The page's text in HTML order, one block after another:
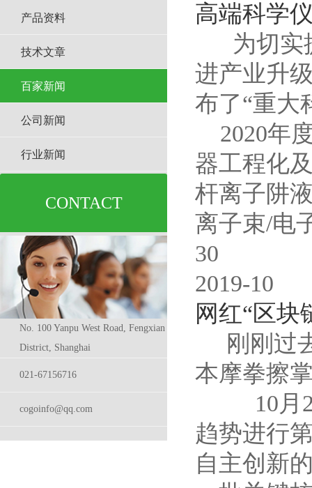
产品资料
技术文章
百家新闻
公司新闻
行业新闻
CONTACT
No. 100 Yanpu West Road, Fengxian
District, Shanghai
021-67156716
cogoinfo@qq.com
高端科学
为切实
进产业升
布了“重
2020年
器工程化
杆离子阱
离子束/电
30
2019-10
网红“区块
刚刚过
本摩拳擦
10月24
趋势进行
自主创新